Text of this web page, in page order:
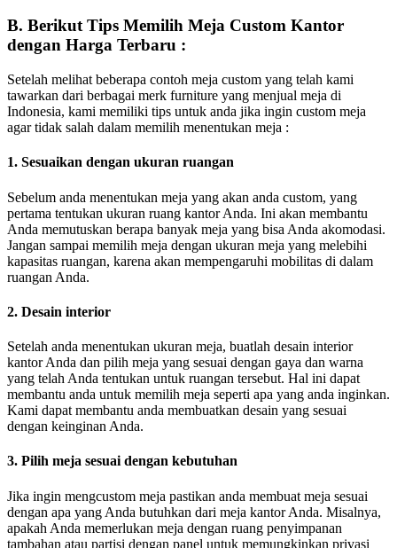
B. Berikut Tips Memilih Meja Custom Kantor
dengan Harga Terbaru :
Setelah melihat beberapa contoh meja custom yang telah kami
tawarkan dari berbagai merk furniture yang menjual meja di
Indonesia, kami memiliki tips untuk anda jika ingin custom meja
agar tidak salah dalam memilih menentukan meja :
1. Sesuaikan dengan ukuran ruangan
Sebelum anda menentukan meja yang akan anda custom, yang
pertama tentukan ukuran ruang kantor Anda. Ini akan membantu
Anda memutuskan berapa banyak meja yang bisa Anda akomodasi.
Jangan sampai memilih meja dengan ukuran meja yang melebihi
kapasitas ruangan, karena akan mempengaruhi mobilitas di dalam
ruangan Anda.
2. Desain interior
Setelah anda menentukan ukuran meja, buatlah desain interior
kantor Anda dan pilih meja yang sesuai dengan gaya dan warna
yang telah Anda tentukan untuk ruangan tersebut. Hal ini dapat
membantu anda untuk memilih meja seperti apa yang anda inginkan.
Kami dapat membantu anda membuatkan desain yang sesuai
dengan keinginan Anda.
3. Pilih meja sesuai dengan kebutuhan
Jika ingin mengcustom meja pastikan anda membuat meja sesuai
dengan apa yang Anda butuhkan dari meja kantor Anda. Misalnya,
apakah Anda memerlukan meja dengan ruang penyimpanan
tambahan atau partisi dengan panel untuk memungkinkan privasi